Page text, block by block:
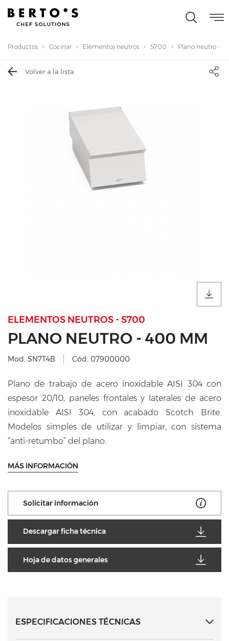
Productos Cocinar Elementos neutros S700 Plano neutro -
Volver a la lista
ELEMENTOS NEUTROS - S700
PLANO NEUTRO - 400 MM
Mod. SN7T4B Cód. 07900000
Plano de trabajo de acero inoxidable AISI 304 con
espesor 20/10, paneles frontales y laterales de acero
inoxidable AISI 304, con acabado Scotch Brite.
Modelos simples de utilizar y limpiar, con sistema
“anti-retumbo” del plano.
MÁS INFORMACIÓN
Solicitar información
Descargar ficha técnica
Hoja de datos generales
ESPECIFICACIONES TÉCNICAS